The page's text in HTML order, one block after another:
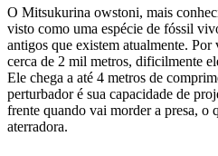
O Mitsukurina owstoni, mais
visto como uma espécie de fóssil
antigos que existem atualmente.
cerca de 2 mil metros, dificilmente
Ele chega a até 4 metros de
perturbador é sua capacidade de
frente quando vai morder a presa, o
aterradora.